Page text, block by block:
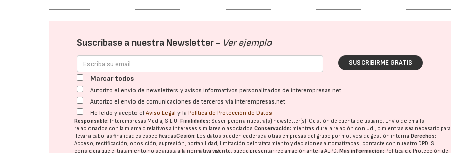
Suscríbase a nuestra Newsletter - Ver ejemplo
SUSCRIBIRME GRATIS
Marcar todos
Autorizo el envío de newsletters y avisos informativos personalizados de interempresas.net
Autorizo el envío de comunicaciones de terceros vía interempresas.net
He leído y acepto elAviso Legal y la Política de Protección de Datos
Responsable: Interempresas Media, S.L.U. Finalidades: Suscripción a nuestra(s) newsletter(s). Gestión de cuenta de usuario. Envío de emails
relacionados con la misma o relativos a intereses similares o asociados.Conservación: mientras dure la relación con Ud., o mientras sea necesario para
llevar a cabo las finalidades especificadasCesión: Los datos pueden cederse a otras empresas del grupo por motivos de gestión interna. Derechos:
Acceso, rectificación, oposición, supresión, portabilidad, limitación del tratatamiento y decisiones automatizadas: contacte con nuestro DPD. Si
considera que el tratamiento no se ajusta a la normativa vigente, puede presentar reclamación ante laAEPD. Más información: Política de Protección de